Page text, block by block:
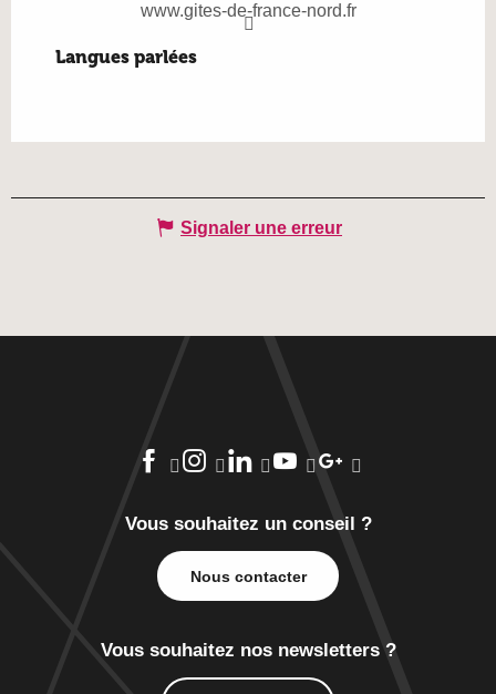
www.gites-de-france-nord.fr
Langues parlées
Langues parlées
Signaler une erreur
Vous souhaitez un conseil ?
Nous contacter
Vous souhaitez nos newsletters ?